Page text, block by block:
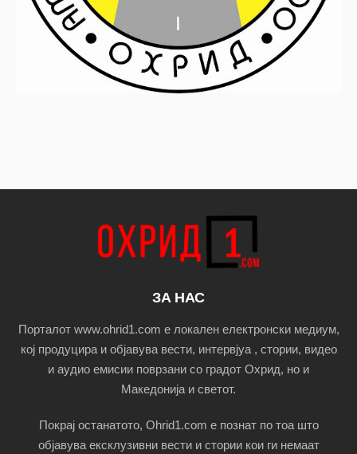
ЗА НАС
Порталот www.ohrid1.com е локален електронски медиум,
кој продуцира и објавува вести, интервјуа , стории, видео
и аудио емисии поврзани со градот Охрид, но и
Македонија и светот.
Покрај останатото, Ohrid1.com е познат по тоа што
објавува ексклузивни вести и стории кои ги немаат